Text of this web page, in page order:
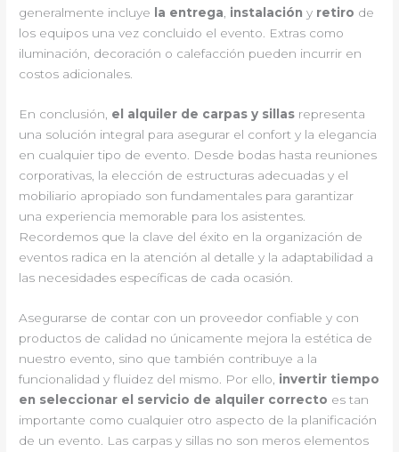
generalmente incluye
la entrega instalación y retiro de
los equipos una vez concluido el evento. Extras como
iluminación, decoración o calefacción pueden incurrir en
costos adicionales.
En conclusión, el alquiler de carpas y sillas representa
una solución integral para asegurar el confort y la elegancia
en cualquier tipo de evento. Desde bodas hasta reuniones
corporativas, la elección de estructuras adecuadas y el
mobiliario apropiado son fundamentales para garantizar
una experiencia memorable para los asistentes.
Recordemos que la clave del éxito en la organización de
eventos radica en la atención al detalle y la adaptabilidad a
las necesidades específicas de cada ocasión.
Asegurarse de contar con un proveedor confiable y con
productos de calidad no únicamente mejora la estética de
nuestro evento, sino que también contribuye a la
funcionalidad y fluidez del mismo. Por ello, invertir tiempo
en seleccionar el servicio de alquiler correcto es tan
importante como cualquier otro aspecto de la planificación
de un evento. Las carpas y sillas no son meros elementos